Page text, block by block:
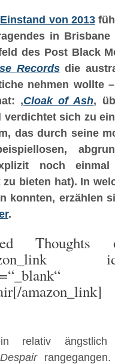
von 2013
in Brisbane
des Post Black
Recordsdie
nehmen wollte
‚Cloak of Ash‚
verdichtet sich zu
das durch seine
noch
zu bieten hat). In
konnten, erzählen
.
Thoughts
amazon_link]
relativ